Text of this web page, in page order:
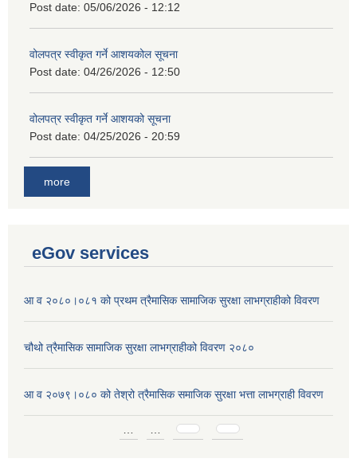
Post date: 05/06/2026 - 12:12
वोलपत्र स्वीकृत गर्ने आशयकोल सूचना
Post date: 04/26/2026 - 12:50
वोलपत्र स्वीकृत गर्ने आशयको सूचना
Post date: 04/25/2026 - 20:59
more
eGov services
आ व २०८०।०८१ को प्रथम त्रैमासिक सामाजिक सुरक्षा लाभग्राहीको विवरण
चौथो त्रैमासिक सामाजिक सुरक्षा लाभग्राहीको विवरण २०८०
आ व २०७९।०८० को तेश्रो त्रैमासिक समाजिक सुरक्षा भत्ता लाभग्राही विवरण